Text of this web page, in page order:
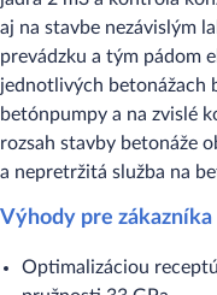
aj na stavbe nezávislým
prevádzku a tým pádom
jednotlivých betonážach
betónpumpy a na zvislé
rozsah stavby betonáže
a nepretržitá služba na
Výhody pre zákazníka
Optimalizáciou